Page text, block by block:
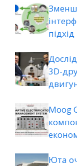
3D-
Moog
Юта